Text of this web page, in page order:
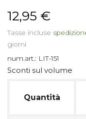
12,95 €
Tasse incluse
giorni
num.art.: LIT-151
Sconti sul volume
Quantità